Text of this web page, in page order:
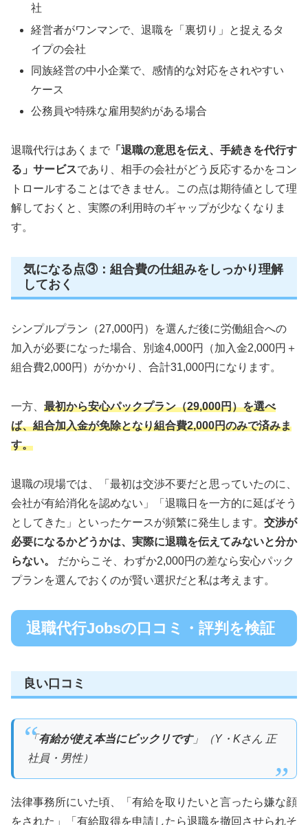
社
経営者がワンマンで、退職を「裏切り」と捉えるタ
イプの会社
同族経営の中小企業で、感情的な対応をされやすい
ケース
公務員や特殊な雇用契約がある場合
退職代行はあくまで 「退職の意思を伝え、手続きを代行す
る」サービスであり、相手の会社がどう反応するかをコン
トロールすることはできません。この点は期待値として理
解しておくと、実際の利用時のギャップが少なくなりま
す。
気になる点③：組合費の仕組みをしっかり理解
しておく
シンプルプラン（27,000円）を選んだ後に労働組合への
加入が必要になった場合、別途4,000円（加入金2,000円＋
組合費2,000円）がかかり、合計31,000円になります。
一方、 最初から安心パックプラン（29,000円）を選べ
ば、組合加入金が免除となり組合費2,000円のみで済みま
す。
退職の現場では、「最初は交渉不要だと思っていたのに、
会社が有給消化を認めない」「退職日を一方的に延ばそう
としてきた」といったケースが頻繁に発生します。 交渉が
必要になるかどうかは、実際に退職を伝えてみないと分か
らない。
だからこそ、わずか2,000円の差なら安心パック
プランを選んでおくのが賢い選択だと私は考えます。
退職代行Jobsの口コミ・評判を検証
良い口コミ
「 有給が使え本当にビックリです」（Y・Kさん 正
社員・男性）
法律事務所にいた頃、「有給を取りたいと言ったら嫌な顔
をされた」「有給取得を申請したら退職を撤回させられそ